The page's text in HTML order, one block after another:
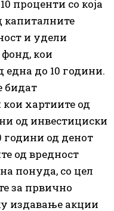
проценти со која
капиталните
и удели
кои
една до 10 години.
бидат
хартиите од
од инвестициски
години од денот
од вредност
понуда, со цел
за првично
издавање акции